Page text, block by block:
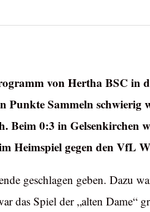
von Hertha BSC in
Punkte Sammeln
Beim 0:3 in Gelsenkirchen
Heimspiel gegen den VfL
geschlagen geben. Dazu
das Spiel der „alten